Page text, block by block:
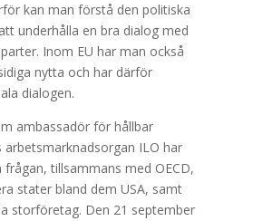
kan man förstå den politiska
underhålla en bra dialog med
Inom EU har man också
nytta och har därför
dialogen.
ambassadör för hållbar
arbetsmarknadsorgan ILO har
tillsammans med OECD,
stater bland dem USA, samt
storföretag. Den 21 september